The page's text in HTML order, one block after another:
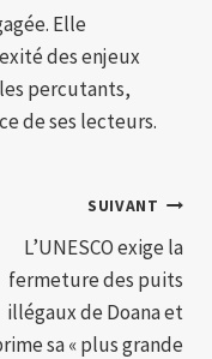
Elle
des enjeux
percutants,
de ses lecteurs.
SUIVANT
L’UNESCO exige la
fermeture des puits
illégaux de Doana et
sa « plus grande